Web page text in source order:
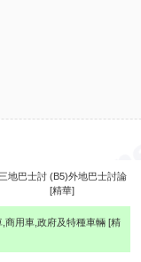
地巴士討 (B5)外地巴士討論
[精華]
,商用車,政府及特種車輛 [精